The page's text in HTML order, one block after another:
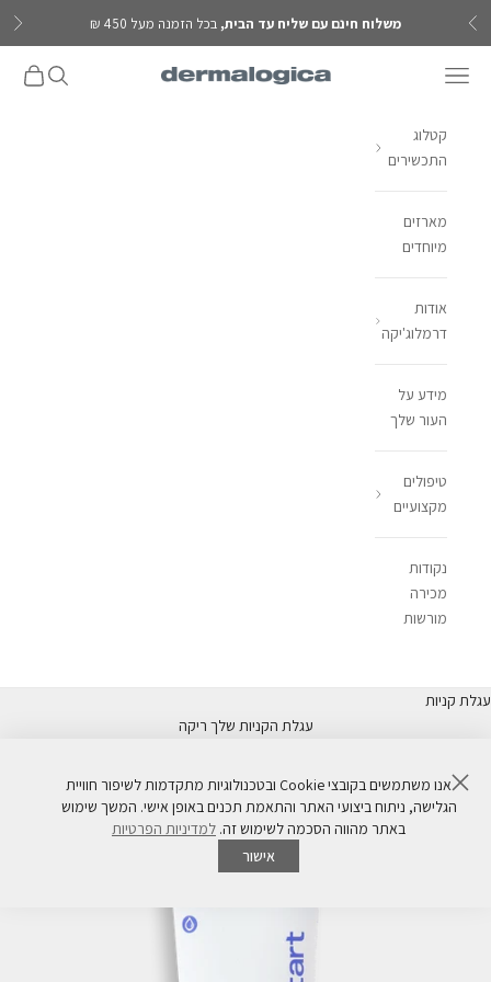
דילוג לתוכן
הקודם משלוח חינם עם שליח עד הבית, בכל הזמנה מעל 450 ₪
Dermalogica IL פתח תפריט ניווט פתח חיפוש
פתח
קטלוג
התכשירים
מארזים
מיוחדים
אודות
דרמלוג'יקה
מידע על
העור שלך
טיפולים
מקצועיים
נקודות
מכירה
מורשות
עגלת קניות
עגלת הקניות שלך ריקה
סגור
אנו משתמשים בקובצי Cookie ובטכנולוגיות מתקדמות לשיפור חוויית
הגלישה, ניתוח ביצועי האתר והתאמת תכנים באופן אישי. המשך שימוש
באתר מהווה הסכמה לשימוש זה. למדיניות הפרטיות
אישור